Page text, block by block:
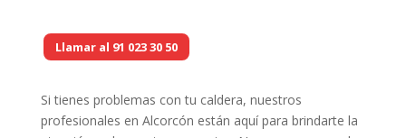
Llamar al 91 023 30 50
Si tienes problemas con tu caldera, nuestros
profesionales en Alcorcón están aquí para brindarte la